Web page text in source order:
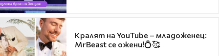
Кралят на YouTube – младоженец:
MrBeast се ожени!💍🥰